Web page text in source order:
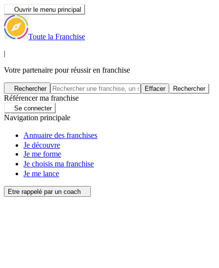
Ouvrir le menu principal
Toute la Franchise
|
Votre partenaire pour réussir en franchise
Rechercher Effacer Rechercher
Référencer ma franchise
Se connecter
Navigation principale
Annuaire des franchises
Je découvre
Je me forme
Je choisis ma franchise
Je me lance
Etre rappelé par un coach